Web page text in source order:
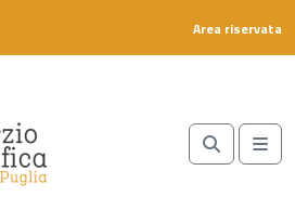
Area riservata
Search